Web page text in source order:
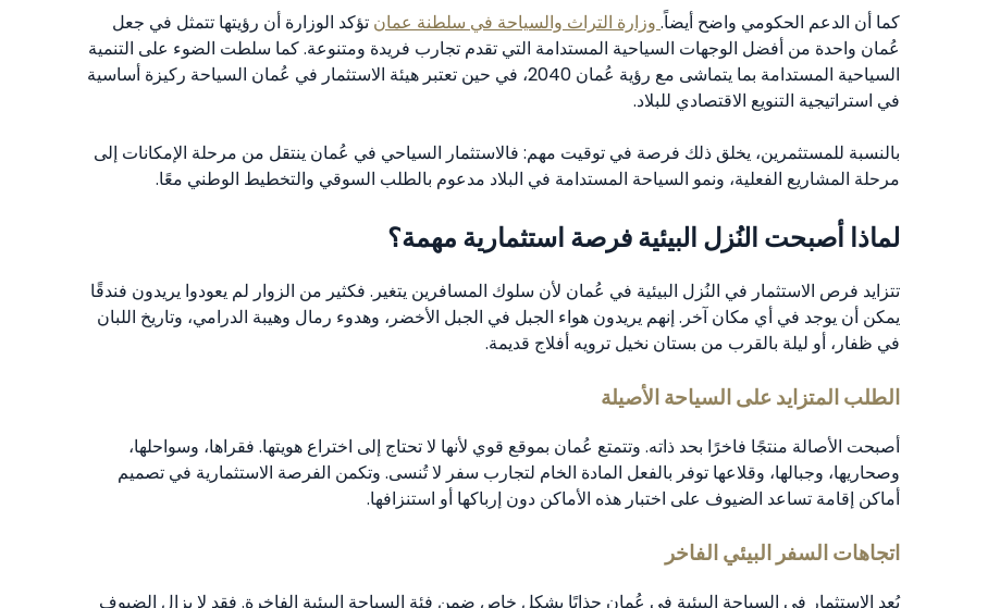
كما أن الدعم الحكومي واضح أيضاً. وزارة التراث والسياحة في سلطنة عمان تؤكد الوزارة أن رؤيتها تتمثل في جعل
عُمان واحدة من أفضل الوجهات السياحية المستدامة التي تقدم تجارب فريدة ومتنوعة. كما سلطت الضوء على التنمية
السياحية المستدامة بما يتماشى مع رؤية عُمان 2040، في حين تعتبر هيئة الاستثمار في عُمان السياحة ركيزة أساسية
في استراتيجية التنويع الاقتصادي للبلاد.
بالنسبة للمستثمرين، يخلق ذلك فرصة في توقيت مهم: فالاستثمار السياحي في عُمان ينتقل من مرحلة الإمكانات إلى
مرحلة المشاريع الفعلية، ونمو السياحة المستدامة في البلاد مدعوم بالطلب السوقي والتخطيط الوطني معًا.
لماذا أصبحت النُزل البيئية فرصة استثمارية مهمة؟
تتزايد فرص الاستثمار في النُزل البيئية في عُمان لأن سلوك المسافرين يتغير. فكثير من الزوار لم يعودوا يريدون فندقًا
يمكن أن يوجد في أي مكان آخر. إنهم يريدون هواء الجبل في الجبل الأخضر، وهدوء رمال وهيبة الدرامي، وتاريخ اللبان
في ظفار، أو ليلة بالقرب من بستان نخيل ترويه أفلاج قديمة.
الطلب المتزايد على السياحة الأصيلة
أصبحت الأصالة منتجًا فاخرًا بحد ذاته. وتتمتع عُمان بموقع قوي لأنها لا تحتاج إلى اختراع هويتها. فقراها، وسواحلها،
وصحاريها، وجبالها، وقلاعها توفر بالفعل المادة الخام لتجارب سفر لا تُنسى. وتكمن الفرصة الاستثمارية في تصميم
أماكن إقامة تساعد الضيوف على اختبار هذه الأماكن دون إرباكها أو استنزافها.
اتجاهات السفر البيئي الفاخر
يُعد الاستثمار في السياحة البيئية في عُمان جذابًا بشكل خاص ضمن فئة السياحة البيئية الفاخرة. فقد لا يزال الضيوف